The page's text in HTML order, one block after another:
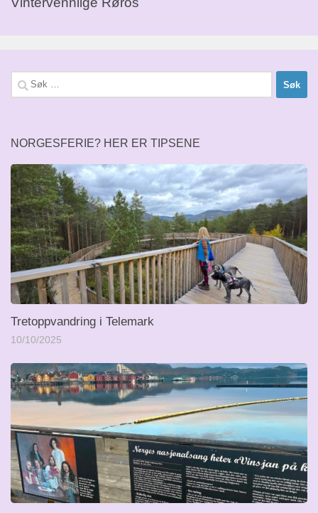
Søk
etter:
NORGESFERIE? HER ER TIPSENE
Tretoppvandring i Telemark
10/10/2025